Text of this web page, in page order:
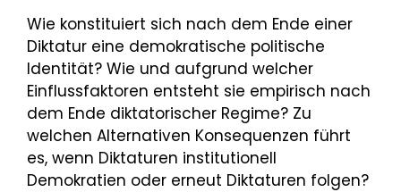
Wie konstituiert sich nach dem Ende einer
Diktatur eine demokratische politische
Identität? Wie und aufgrund welcher
Einflussfaktoren entsteht sie empirisch nach
dem Ende diktatorischer Regime? Zu
welchen Alternativen Konsequenzen führt
es, wenn Diktaturen institutionell
Demokratien oder erneut Diktaturen folgen?